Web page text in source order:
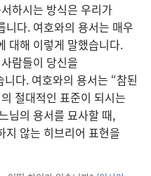
하시는 방식은 우리가
니다. 여호와의 용서는 매우
대해 이렇게 말했습니다.
람들이 당신을
니다. 여호와의 용서는 “참된
절대적인 표준이 되시는
님의 용서를 묘사할 때,
지 않는 히브리어 표현을